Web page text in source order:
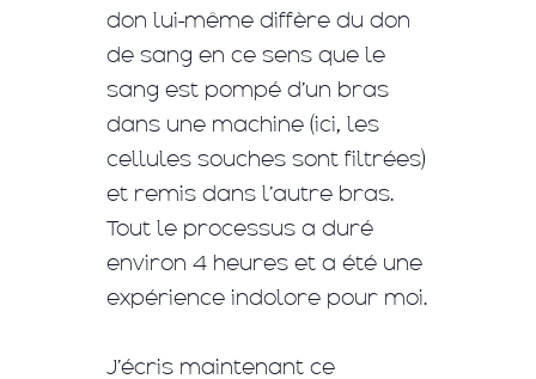
don lui-même diffère du don
de sang en ce sens que le
sang est pompé d’un bras
dans une machine (ici, les
cellules souches sont filtrées)
et remis dans l’autre bras.
Tout le processus a duré
environ 4 heures et a été une
expérience indolore pour moi.
J’écris maintenant ce